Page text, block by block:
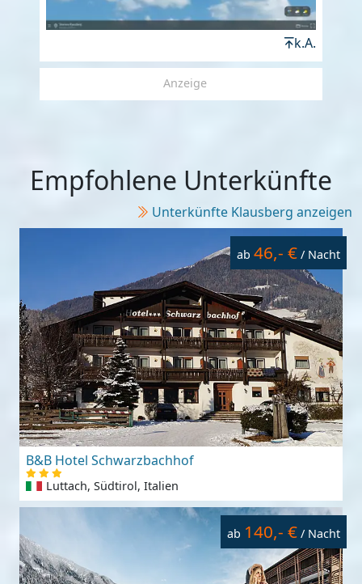
k.A.
Anzeige
Empfohlene Unterkünfte
Unterkünfte Klausberg anzeigen
ab 46,- € / Nacht
B&B Hotel Schwarzbachhof
Luttach, Südtirol, Italien
ab 140,- € / Nacht